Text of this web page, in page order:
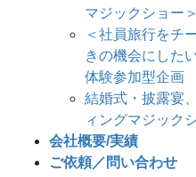
マジックショー＞
＜社員旅行をチ
きの機会にした
体験参加型企画
結婚式・披露宴
ィングマジック
会社概要/実績
ご依頼／問い合わせ